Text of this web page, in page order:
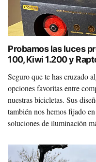
Probamos las luces
100, Kiwi 1.200 y
Seguro que te has cruzado
opciones favoritas entre
nuestras bicicletas. Sus
también nos hemos fijado
soluciones de iluminación